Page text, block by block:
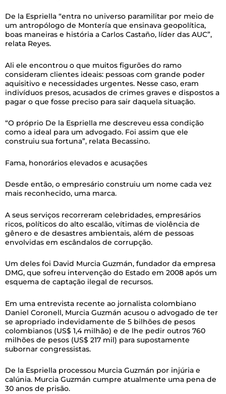
De la Espriella “entra no universo paramilitar por meio de
um antropólogo de Montería que ensinava geopolítica,
boas maneiras e história a Carlos Castaño, líder das AUC”,
relata Reyes.
Ali ele encontrou o que muitos figurões do ramo
consideram clientes ideais: pessoas com grande poder
aquisitivo e necessidades urgentes. Nesse caso, eram
indivíduos presos, acusados de crimes graves e dispostos a
pagar o que fosse preciso para sair daquela situação.
“O próprio De la Espriella me descreveu essa condição
como a ideal para um advogado. Foi assim que ele
construiu sua fortuna”, relata Becassino.
Fama, honorários elevados e acusações
Desde então, o empresário construiu um nome cada vez
mais reconhecido, uma marca.
A seus serviços recorreram celebridades, empresários
ricos, políticos do alto escalão, vítimas de violência de
gênero e de desastres ambientais, além de pessoas
envolvidas em escândalos de corrupção.
Um deles foi David Murcia Guzmán, fundador da empresa
DMG, que sofreu intervenção do Estado em 2008 após um
esquema de captação ilegal de recursos.
Em uma entrevista recente ao jornalista colombiano
Daniel Coronell, Murcia Guzmán acusou o advogado de ter
se apropriado indevidamente de 5 bilhões de pesos
colombianos (US$ 1,4 milhão) e de lhe pedir outros 760
milhões de pesos (US$ 217 mil) para supostamente
subornar congressistas.
De la Espriella processou Murcia Guzmán por injúria e
calúnia. Murcia Guzmán cumpre atualmente uma pena de
30 anos de prisão.